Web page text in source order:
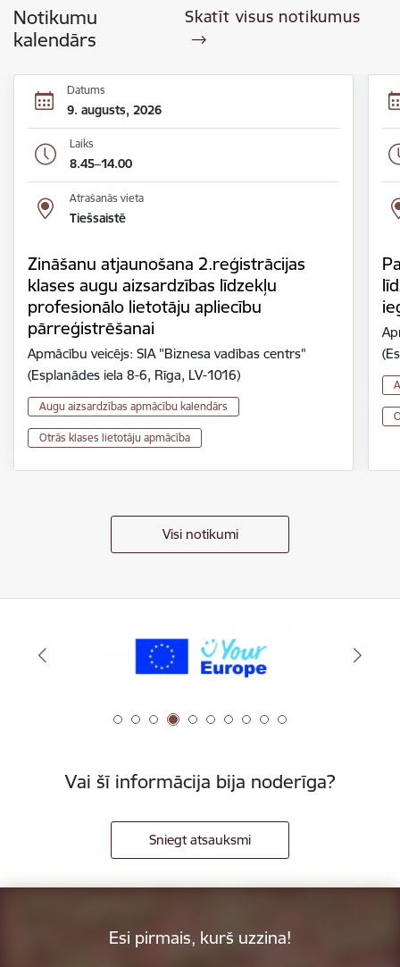
Notikumu
kalendārs
Skatīt visus notikumus
Datums
9. augusts, 2026
Laiks
8.45–14.00
Atrašanās vieta
Tiešsaistē
Zināšanu atjaunošana 2.reģistrācijas
klases augu aizsardzības līdzekļu
profesionālo lietotāju apliecību
pārreģistrēšanai
Apmācību veicējs: SIA "Biznesa vadības centrs"
(Esplanādes iela 8-6, Rīga, LV-1016)
Augu aizsardzības apmācību kalendārs
Otrās klases lietotāju apmācība
Visi notikumi
Vai šī informācija bija noderīga?
Sniegt atsauksmi
Esi pirmais, kurš uzzina!